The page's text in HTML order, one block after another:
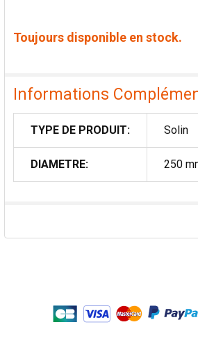
Toujours disponible en stock.
Informations
TYPE DE PRODUIT: Solin
DIAMETRE: 250